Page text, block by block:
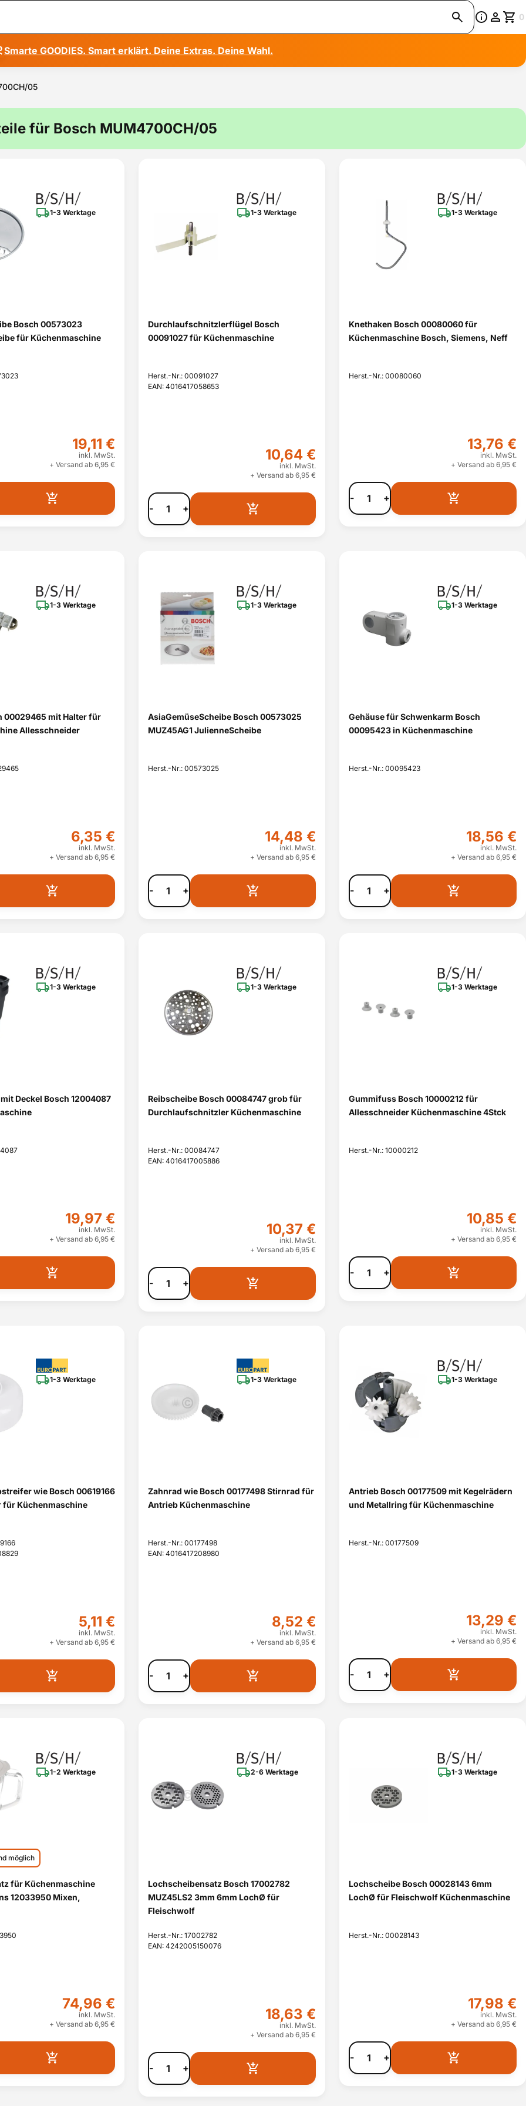
0
Smarte GOODIES. Smart erklärt. Deine Extras. Deine Wahl.
05
für Bosch MUM4700CH/05
1-3 Werktage
Bosch 00573023
für Küchenmaschine
19,11 €
inkl. MwSt.
+ Versand ab 6,95 €
1-3 Werktage
Durchlaufschnitzlerflügel Bosch
00091027 für Küchenmaschine
Herst.-Nr.: 00091027
EAN: 4016417058653
10,64 €
inkl. MwSt.
+ Versand ab 6,95 €
- +
1-3 Werktage
Knethaken Bosch 00080060 für
Küchenmaschine Bosch, Siemens, Neff
Herst.-Nr.: 00080060
13,76 €
inkl. MwSt.
+ Versand ab 6,95 €
- +
1-3 Werktage
00029465 mit Halter für
Allesschneider
6,35 €
inkl. MwSt.
+ Versand ab 6,95 €
1-3 Werktage
AsiaGemüseScheibe Bosch 00573025
MUZ45AG1 JulienneScheibe
Herst.-Nr.: 00573025
14,48 €
inkl. MwSt.
+ Versand ab 6,95 €
- +
1-3 Werktage
Gehäuse für Schwenkarm Bosch
00095423 in Küchenmaschine
Herst.-Nr.: 00095423
18,56 €
inkl. MwSt.
+ Versand ab 6,95 €
- +
1-3 Werktage
Deckel Bosch 12004087
19,97 €
inkl. MwSt.
+ Versand ab 6,95 €
1-3 Werktage
Reibscheibe Bosch 00084747 grob für
Durchlaufschnitzler Küchenmaschine
Herst.-Nr.: 00084747
EAN: 4016417005886
10,37 €
inkl. MwSt.
+ Versand ab 6,95 €
- +
1-3 Werktage
Gummifuss Bosch 10000212 für
Allesschneider Küchenmaschine 4Stck
Herst.-Nr.: 10000212
10,85 €
inkl. MwSt.
+ Versand ab 6,95 €
- +
1-3 Werktage
wie Bosch 00619166
für Küchenmaschine
5,11 €
inkl. MwSt.
+ Versand ab 6,95 €
1-3 Werktage
Zahnrad wie Bosch 00177498 Stirnrad für
Antrieb Küchenmaschine
Herst.-Nr.: 00177498
EAN: 4016417208980
8,52 €
inkl. MwSt.
+ Versand ab 6,95 €
- +
1-3 Werktage
Antrieb Bosch 00177509 mit Kegelrädern
und Metallring für Küchenmaschine
Herst.-Nr.: 00177509
13,29 €
inkl. MwSt.
+ Versand ab 6,95 €
- +
1-2 Werktage
möglich
für Küchenmaschine
12033950 Mixen,
74,96 €
inkl. MwSt.
+ Versand ab 6,95 €
2-6 Werktage
Lochscheibensatz Bosch 17002782
MUZ45LS2 3mm 6mm LochØ für
Fleischwolf
Herst.-Nr.: 17002782
EAN: 4242005150076
18,63 €
inkl. MwSt.
+ Versand ab 6,95 €
- +
1-3 Werktage
Lochscheibe Bosch 00028143 6mm
LochØ für Fleischwolf Küchenmaschine
Herst.-Nr.: 00028143
17,98 €
inkl. MwSt.
+ Versand ab 6,95 €
- +